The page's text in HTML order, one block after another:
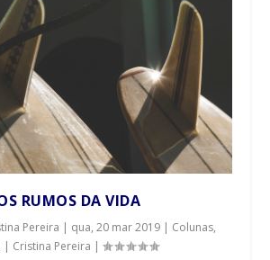
RUMOS DA VIDA
Pereira | qua, 20 mar 2019 | Colunas,
| Cristina Pereira |